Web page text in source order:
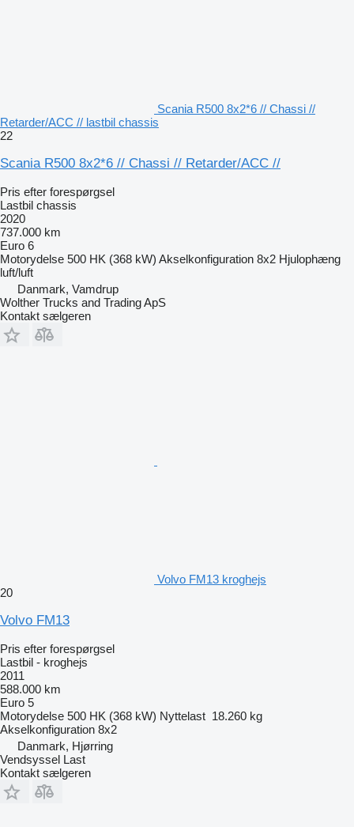
Scania R500 8x2*6 // Chassi //
Retarder/ACC // lastbil chassis
22
Scania R500 8x2*6 // Chassi // Retarder/ACC //
Pris efter forespørgsel
Lastbil chassis
2020
737.000 km
Euro 6
Motorydelse 500 HK (368 kW) Akselkonfiguration 8x2 Hjulophæng
luft/luft
Danmark, Vamdrup
Wolther Trucks and Trading ApS
Kontakt sælgeren
Volvo FM13 kroghejs
20
Volvo FM13
Pris efter forespørgsel
Lastbil - kroghejs
2011
588.000 km
Euro 5
Motorydelse 500 HK (368 kW) Nyttelast 18.260 kg
Akselkonfiguration 8x2
Danmark, Hjørring
Vendsyssel Last
Kontakt sælgeren